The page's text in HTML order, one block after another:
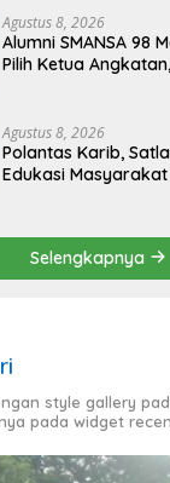
Agustus 8, 2026
Alumni SMANSA 98
Pilih Ketua
Agustus 8, 2026
Polantas Karib,
Edukasi
Selengkapnya
style gallery
pada widget